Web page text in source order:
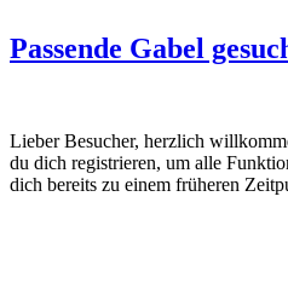
Passende Gabel
Lieber Besucher, herzlich
du dich registrieren, um alle
dich bereits zu einem früheren